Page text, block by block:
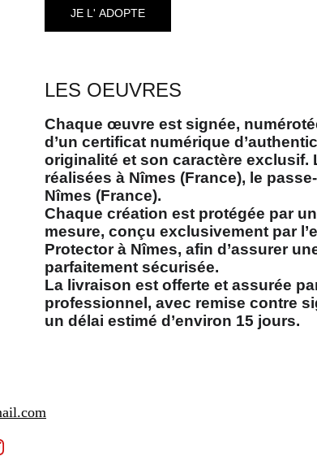
JE L' ADOPTE
LES OEUVRES
Chaque œuvre est signée,
d’un certificat numérique
originalité et son caractère exclusif.
réalisées à Nîmes (France), le
Nîmes (France).
Chaque création est protégée par
mesure, conçu exclusivement par
Protector à Nîmes, afin d’assurer
parfaitement sécurisée.
La livraison est offerte et assurée
professionnel, avec remise contre
un délai estimé d’environ 15 jours.